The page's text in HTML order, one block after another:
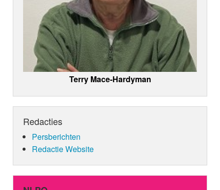
Terry Mace-Hardyman
Redacties
Persberichten
Redactie Website